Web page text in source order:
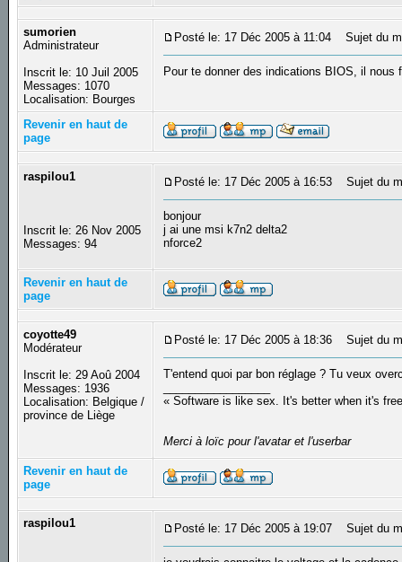
sumorien
Administrateur
Inscrit le: 10 Juil 2005
Messages: 1070
Localisation: Bourges
Posté le: 17 Déc 2005 à 11:04 Sujet du
Pour te donner des indications BIOS, il
Revenir en haut de
page
raspilou1
Inscrit le: 26 Nov 2005
Messages: 94
Posté le: 17 Déc 2005 à 16:53 Sujet du
bonjour
j ai une msi k7n2 delta2
nforce2
Revenir en haut de
page
coyotte49
Modérateur
Inscrit le: 29 Aoû 2004
Messages: 1936
Localisation: Belgique /
province de Liège
Posté le: 17 Déc 2005 à 18:36 Sujet du
T'entend quoi par bon réglage ? Tu veux
« Software is like sex. It's better when it's
Merci à loïc pour l'avatar et l'userbar
Revenir en haut de
page
raspilou1 Posté le: 17 Déc 2005 à 19:07 Sujet du